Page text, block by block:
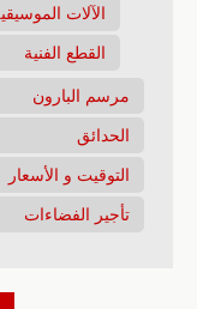
الآلات
القطع الفنية
مرسم البارون
الحدائق
التوقيت و الأسعار
تأجير الفضاءات